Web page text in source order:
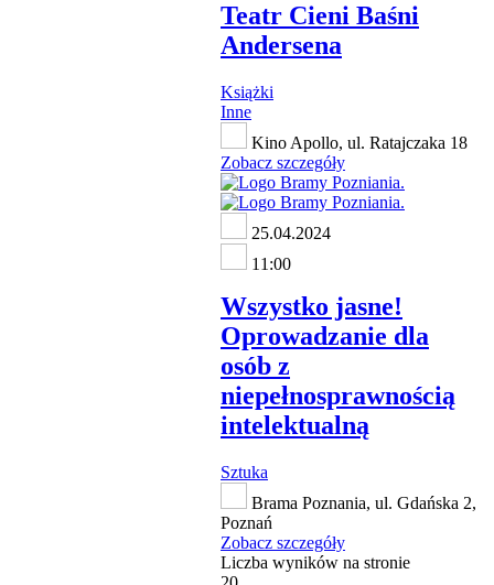
Teatr Cieni Baśni
Andersena
Książki
Inne
Kino Apollo, ul. Ratajczaka 18
Zobacz szczegóły
25.04.2024
11:00
Wszystko jasne!
Oprowadzanie dla
osób z
niepełnosprawnością
intelektualną
Sztuka
Brama Poznania, ul. Gdańska 2,
Poznań
Zobacz szczegóły
Liczba wyników na stronie